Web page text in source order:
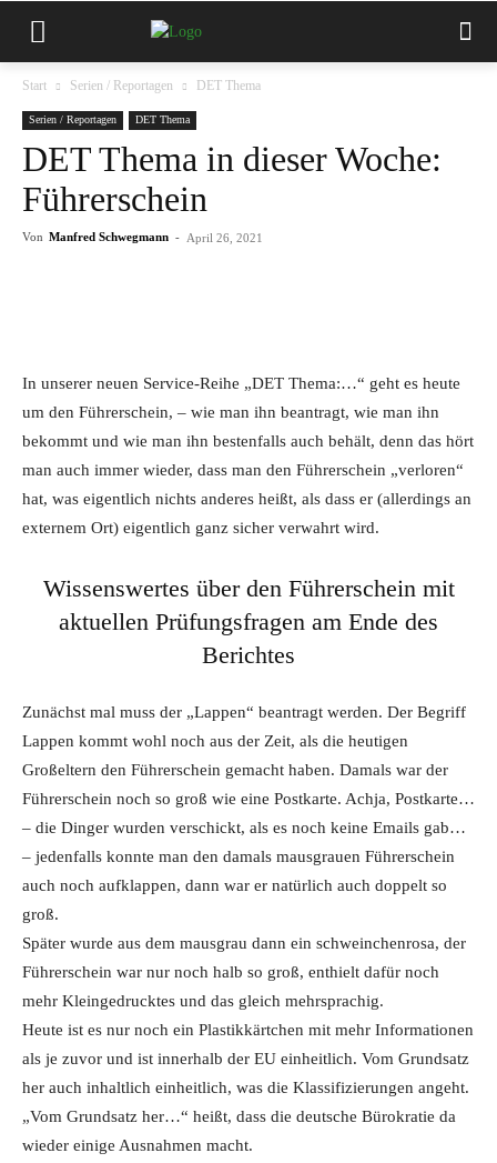
Start Serien / Reportagen DET Thema
Serien / Reportagen DET Thema
DET Thema in dieser Woche:
Führerschein
Von Manfred Schwegmann - April 26, 2021
In unserer neuen Service-Reihe „DET Thema:…“ geht es heute
um den Führerschein, – wie man ihn beantragt, wie man ihn
bekommt und wie man ihn bestenfalls auch behält, denn das hört
man auch immer wieder, dass man den Führerschein „verloren“
hat, was eigentlich nichts anderes heißt, als dass er (allerdings an
externem Ort) eigentlich ganz sicher verwahrt wird.
Wissenswertes über den Führerschein mit
aktuellen Prüfungsfragen am Ende des
Berichtes
Zunächst mal muss der „Lappen“ beantragt werden. Der Begriff
Lappen kommt wohl noch aus der Zeit, als die heutigen
Großeltern den Führerschein gemacht haben. Damals war der
Führerschein noch so groß wie eine Postkarte. Achja, Postkarte…
– die Dinger wurden verschickt, als es noch keine Emails gab…
– jedenfalls konnte man den damals mausgrauen Führerschein
auch noch aufklappen, dann war er natürlich auch doppelt so
groß.
Später wurde aus dem mausgrau dann ein schweinchenrosa, der
Führerschein war nur noch halb so groß, enthielt dafür noch
mehr Kleingedrucktes und das gleich mehrsprachig.
Heute ist es nur noch ein Plastikkärtchen mit mehr Informationen
als je zuvor und ist innerhalb der EU einheitlich. Vom Grundsatz
her auch inhaltlich einheitlich, was die Klassifizierungen angeht.
„Vom Grundsatz her…“ heißt, dass die deutsche Bürokratie da
wieder einige Ausnahmen macht.